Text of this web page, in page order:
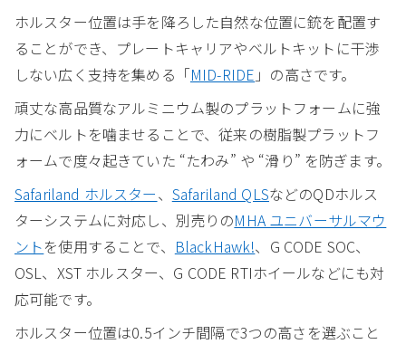
ホルスター位置は手を降ろした自然な位置に銃を配置す
ることができ、プレートキャリアやベルトキットに干渉
しない広く支持を集める「MID-RIDE 」の高さです。
頑丈な高品質なアルミニウム製のプラットフォームに強
力にベルトを噛ませることで、従来の樹脂製プラットフ
ォームで度々起きていた “たわみ” や “滑り” を防ぎます。
Safariland ホルスター、 Safariland QLSなどのQDホルス
ターシステムに対応し、別売りのMHA ユニバーサルマウ
ントを使用することで、 BlackHawk!、G CODE SOC、
OSL、XST ホルスター、G CODE RTIホイールなどにも対
応可能です。
ホルスター位置は0.5インチ間隔で3つの高さを選ぶこと